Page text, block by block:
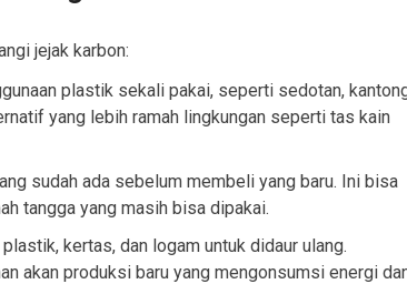
jejak karbon:
plastik sekali pakai, seperti sedotan,
yang lebih ramah lingkungan seperti tas kain
sudah ada sebelum membeli yang baru. Ini bisa
tangga yang masih bisa dipakai.
kertas, dan logam untuk didaur ulang.
akan produksi baru yang mengonsumsi energi